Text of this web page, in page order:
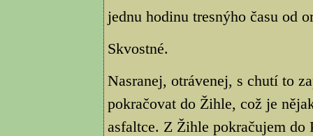
jednu hodinu tresnýho času od
Skvostné.
Nasranej, otrávenej, s chutí to
pokračovat do Žihle, což je
asfaltce. Z Žihle pokračujem